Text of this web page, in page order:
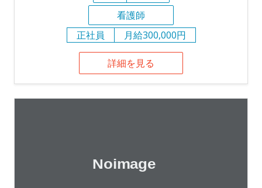
看護師
正社員
月給300,000円
詳細を見る